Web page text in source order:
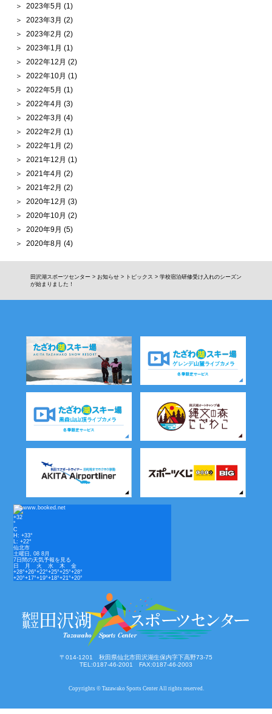
2023年5月(1)
2023年3月(2)
2023年2月(2)
2023年1月(1)
2022年12月(2)
2022年10月(1)
2022年5月(1)
2022年4月(3)
2022年3月(4)
2022年2月(1)
2022年1月(2)
2021年12月(1)
2021年4月(2)
2021年2月(2)
2020年12月(3)
2020年10月(2)
2020年9月(5)
2020年8月(4)
田沢湖スポーツセンター > お知らせ > トピックス > 学校宿泊研修受け入れのシーズン
が始まりました！
+32
°
C
H:+33°
L:+22°
仙北市
土曜日, 08 8月
7日間の天気予報を見る
日
月 火 水 木
金
+28°+26°+22°+25°+25°+28°
+20°+17°+19°+18°+21°+20°
〒014-1201 秋田県仙北市田沢湖生保内字下高野73-75
TEL:0187-46-2001 FAX:0187-46-2003
Copyrights © Tazawako Sports Center All rights reserved.